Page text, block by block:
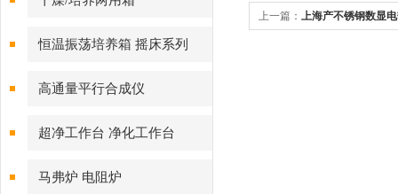
恒温振荡培养箱 摇床系列
高通量平行合成仪
超净工作台 净化工作台
马弗炉 电阻炉
上一篇： 上海产不锈钢数显